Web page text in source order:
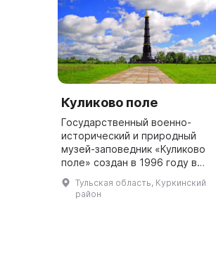
Куликово поле
Государственный военно-
исторический и природный
музей-заповедник «Куликово
поле» создан в 1996 году в
память об одном из величайших
сражений средневековья –
Куликовской битве. Победа на
Тульская область, Куркинский
район